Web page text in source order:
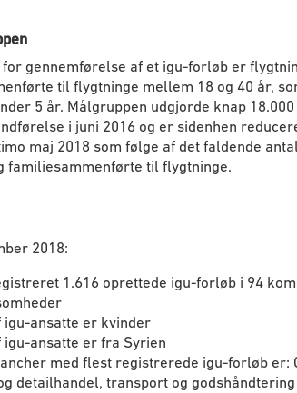
gennemførelse af et igu-forløb er
til flygtninge mellem 18 og 40 år,
5 år. Målgruppen udgjorde knap
i juni 2016 og er sidenhen
maj 2018 som følge af det faldende
familiesammenførte til flygtninge.
2018:
1.616 oprettede igu-forløb i 94
igu-ansatte er kvinder
igu-ansatte er fra Syrien
med flest registrerede igu-forløb er:
detailhandel, transport og godshåndtering